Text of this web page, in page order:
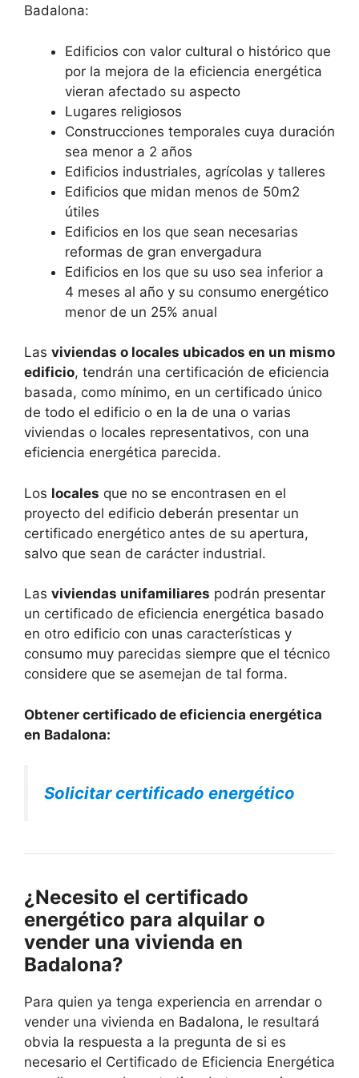
Badalona:
Edificios con valor cultural o histórico que
por la mejora de la eficiencia energética
vieran afectado su aspecto
Lugares religiosos
Construcciones temporales cuya duración
sea menor a 2 años
Edificios industriales, agrícolas y talleres
Edificios que midan menos de 50m2
útiles
Edificios en los que sean necesarias
reformas de gran envergadura
Edificios en los que su uso sea inferior a
4 meses al año y su consumo energético
menor de un 25% anual
Las viviendas o locales ubicados en un mismo
edificio, tendrán una certificación de eficiencia
basada, como mínimo, en un certificado único
de todo el edificio o en la de una o varias
viviendas o locales representativos, con una
eficiencia energética parecida.
Los locales que no se encontrasen en el
proyecto del edificio deberán presentar un
certificado energético antes de su apertura,
salvo que sean de carácter industrial.
Las viviendas unifamiliares podrán presentar
un certificado de eficiencia energética basado
en otro edificio con unas características y
consumo muy parecidas siempre que el técnico
considere que se asemejan de tal forma.
Obtener certificado de eficiencia energética
en Badalona:
Solicitar certificado energético
¿Necesito el certificado
energético para alquilar o
vender una vivienda en
Badalona?
Para quien ya tenga experiencia en arrendar o
vender una vivienda en Badalona, le resultará
obvia la respuesta a la pregunta de si es
necesario el Certificado de Eficiencia Energética